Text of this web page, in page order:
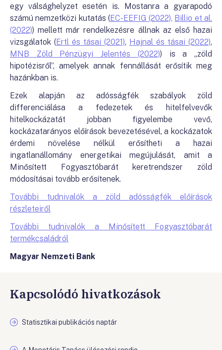
egy válsághelyzet esetén is. Mostanra a gyarapodó
számú nemzetközi kutatás (EC-EEFIG (2022), Billio et al.
(2022)) mellett már rendelkezésre állnak az első hazai
vizsgálatok (Ertl és tásai (2021), Hajnal és tásai (2022),
MNB Zöld Pénzügyi Jelentés (2022)) is a „zöld
hipotézisről”, amelyek annak fennállását erősítik meg
hazánkban is.
Ezek alapján az adósságfék szabályok zöld
differenciálása a fedezetek és hitelfelvevők
hitelkockázatát jobban figyelembe vevő,
kockázatarányos előírások bevezetésével, a kockázatok
érdemi növelése nélkül erősítheti a hazai
ingatlanállomány energetikai megújulását, amit a
Minősített Fogyasztóbarát keretrendszer zöld
módosításai tovább erősítenek.
További tudnivalók a zöld adósságfék előírások
részleteiről
További tudnivalók a Minősített Fogyasztóbarát
termékcsaládról
Magyar Nemzeti Bank
Kapcsolódó hivatkozások
Statisztikai publikációs naptár